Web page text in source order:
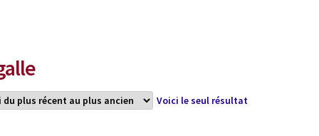
Voici le seul résultat